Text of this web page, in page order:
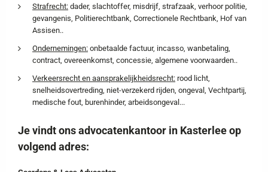
Strafrecht: dader, slachtoffer, misdrijf, strafzaak, verhoor politie,
gevangenis, Politierechtbank, Correctionele Rechtbank, Hof van
Assisen..
Ondernemingen: onbetaalde factuur, incasso, wanbetaling,
contract, overeenkomst, concessie, algemene voorwaarden..
Verkeersrecht en aansprakelijkheidsrecht: rood licht,
snelheidsovertreding, niet-verzekerd rijden, ongeval, Vechtpartij,
medische fout, burenhinder, arbeidsongeval...
Je vindt ons advocatenkantoor in Kasterlee op
volgend adres: